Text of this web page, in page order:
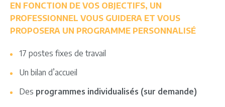
EN FONCTION DE VOS OBJECTIFS, UN
PROFESSIONNEL VOUS GUIDERA ET VOUS
PROPOSERA UN PROGRAMME PERSONNALISÉ
17 postes fixes de travail
Un bilan d’accueil
Des programmes individualisés (sur demande)